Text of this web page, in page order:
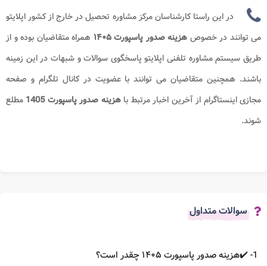
در این راستا کارشناسان مرکز مشاوره تحصیل در خارج از کشور اپلایتو
می توانند در خصوص هزینه صدور پاسپورت ۱۴۰۵
همراه متقاضیان بوده و از
طریق سیستم مشاوره تلفنی اپلایتو پاسخگوی سوالات و شبهات در این زمینه
باشند. همچنین متقاضیان می توانند با عضویت در کانال تلگرام و صفحه
مجازی اینستاگرام از آخرین اخبار مرتبط باهزینه صدور پاسپورت 1405
مطلع
شوند.
سوالات متداول
1- ✔️هزینه صدور پاسپورت ۱۴۰۵ چقدر است؟